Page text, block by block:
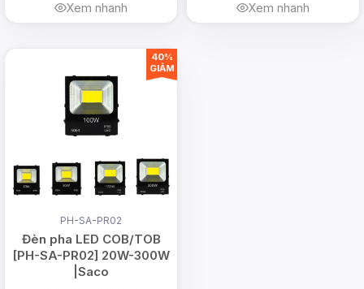
Xem nhanh Xem nhanh
PH-SA-PR02
Đèn pha LED COB/TOB
[PH-SA-PR02] 20W-300W
|Saco
40%
GIẢM